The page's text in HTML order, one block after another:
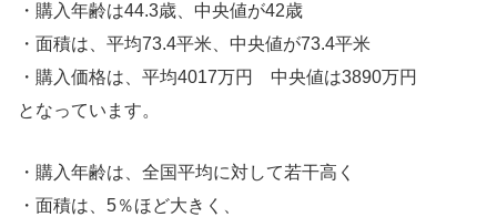
・購入年齢は44.3歳、中央値が42歳
・面積は、平均73.4平米、中央値が73.4平米
・購入価格は、平均4017万円 中央値は3890万円
となっています。
・購入年齢は、全国平均に対して若干高く
・面積は、5％ほど大きく、